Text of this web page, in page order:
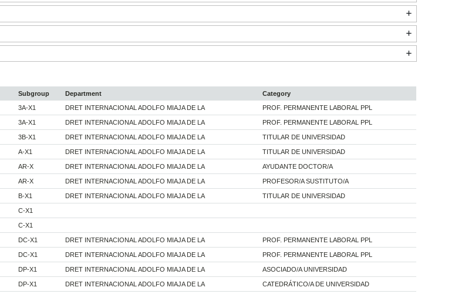
Subgroup Department
Category
3A-X1 DRET INTERNACIONAL ADOLFO MIAJA DE LA PROF. PERMANENTE LABORAL PPL
3A-X1 DRET INTERNACIONAL ADOLFO MIAJA DE LA PROF. PERMANENTE LABORAL PPL
3B-X1 DRET INTERNACIONAL ADOLFO MIAJA DE LA TITULAR DE UNIVERSIDAD
A-X1 DRET INTERNACIONAL ADOLFO MIAJA DE LA TITULAR DE UNIVERSIDAD
AR-X DRET INTERNACIONAL ADOLFO MIAJA DE LA AYUDANTE DOCTOR/A
AR-X DRET INTERNACIONAL ADOLFO MIAJA DE LA PROFESOR/A SUSTITUTO/A
B-X1 DRET INTERNACIONAL ADOLFO MIAJA DE LA TITULAR DE UNIVERSIDAD
C-X1
C-X1
DC-X1 DRET INTERNACIONAL ADOLFO MIAJA DE LA PROF. PERMANENTE LABORAL PPL
DC-X1 DRET INTERNACIONAL ADOLFO MIAJA DE LA PROF. PERMANENTE LABORAL PPL
DP-X1 DRET INTERNACIONAL ADOLFO MIAJA DE LA ASOCIADO/A UNIVERSIDAD
DP-X1 DRET INTERNACIONAL ADOLFO MIAJA DE LA CATEDRÁTICO/A DE UNIVERSIDAD